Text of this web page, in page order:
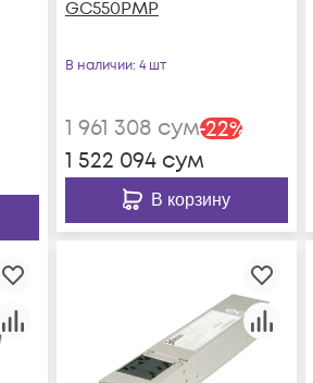
GC550PMP
В наличии: 4 шт
1 961 308 сум-22%
1 522 094сум
В корзину